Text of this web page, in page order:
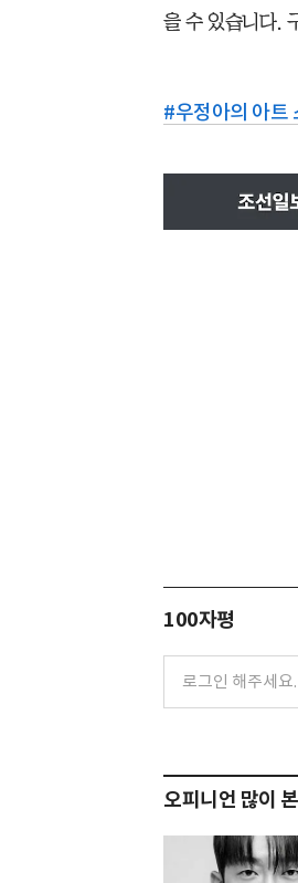
을 수 있습니다.
#우정아의 아트
100자평
오피니언 많이